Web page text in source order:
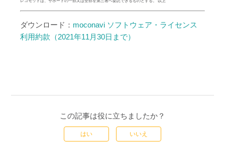
レコモットは、サポートの一部又は全部を第三者へ委託できるものとする。 以上
ダウンロード： moconavi ソフトウェア・ライセンス
利用約款（2021年11月30日まで）
この記事は役に立ちましたか？
はい いいえ